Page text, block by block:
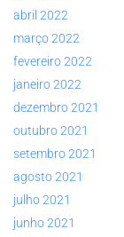
abril 2022
março 2022
fevereiro 2022
janeiro 2022
dezembro 2021
outubro 2021
setembro 2021
agosto 2021
julho 2021
junho 2021